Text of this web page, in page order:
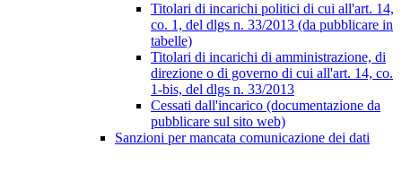
Titolari di incarichi politici di cui all'art. 14,
co. 1, del dlgs n. 33/2013 (da pubblicare in
tabelle)
Titolari di incarichi di amministrazione, di
direzione o di governo di cui all'art. 14, co.
1-bis, del dlgs n. 33/2013
Cessati dall'incarico (documentazione da
pubblicare sul sito web)
Sanzioni per mancata comunicazione dei dati